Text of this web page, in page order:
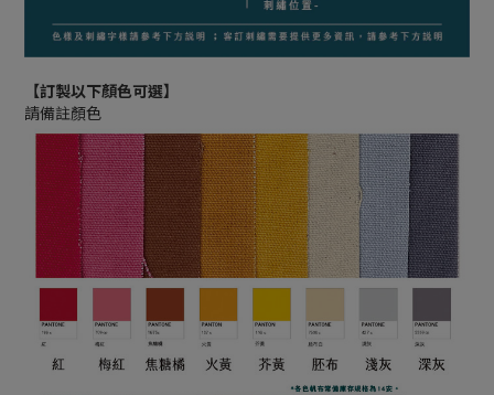
【訂製以下顏色可選】
請備註顏色